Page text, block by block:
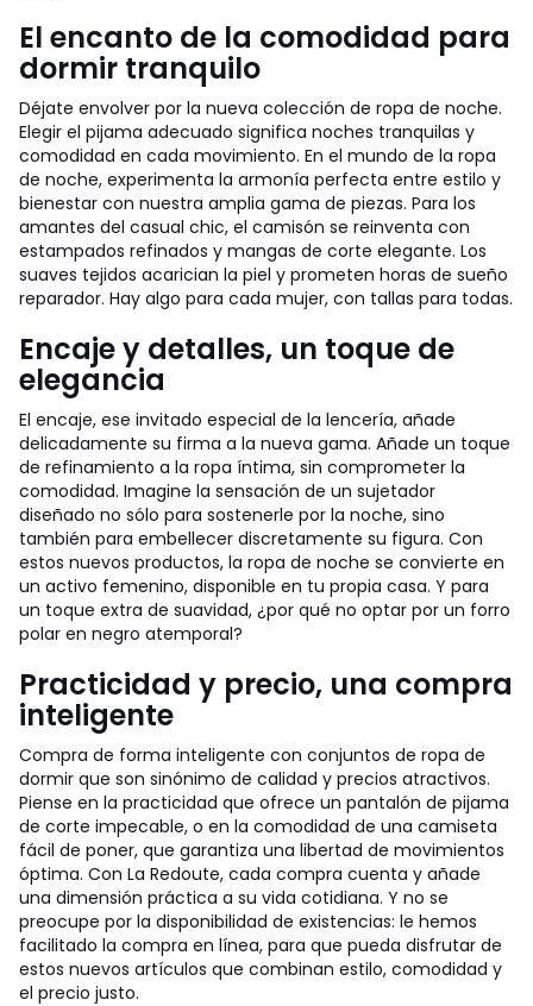
El encanto de la comodidad para
dormir tranquilo
Déjate envolver por la nueva colección de ropa de noche.
Elegir el pijama adecuado significa noches tranquilas y
comodidad en cada movimiento. En el mundo de la ropa
de noche, experimenta la armonía perfecta entre estilo y
bienestar con nuestra amplia gama de piezas. Para los
amantes del casual chic, el camisón se reinventa con
estampados refinados y mangas de corte elegante. Los
suaves tejidos acarician la piel y prometen horas de sueño
reparador. Hay algo para cada mujer, con tallas para todas.
Encaje y detalles, un toque de
elegancia
El encaje, ese invitado especial de la lencería, añade
delicadamente su firma a la nueva gama. Añade un toque
de refinamiento a la ropa íntima, sin comprometer la
comodidad. Imagine la sensación de un sujetador
diseñado no sólo para sostenerle por la noche, sino
también para embellecer discretamente su figura. Con
estos nuevos productos, la ropa de noche se convierte en
un activo femenino, disponible en tu propia casa. Y para
un toque extra de suavidad, ¿por qué no optar por un forro
polar en negro atemporal?
Practicidad y precio, una compra
inteligente
Compra de forma inteligente con conjuntos de ropa de
dormir que son sinónimo de calidad y precios atractivos.
Piense en la practicidad que ofrece un pantalón de pijama
de corte impecable, o en la comodidad de una camiseta
fácil de poner, que garantiza una libertad de movimientos
óptima. Con La Redoute, cada compra cuenta y añade
una dimensión práctica a su vida cotidiana. Y no se
preocupe por la disponibilidad de existencias: le hemos
facilitado la compra en línea, para que pueda disfrutar de
estos nuevos artículos que combinan estilo, comodidad y
el precio justo.